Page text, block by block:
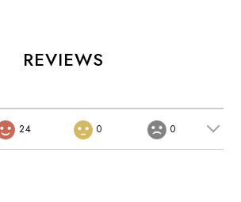
REVIEWS
24 0 0